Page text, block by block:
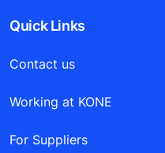
Quick Links
Contact us
Working at KONE
For Suppliers